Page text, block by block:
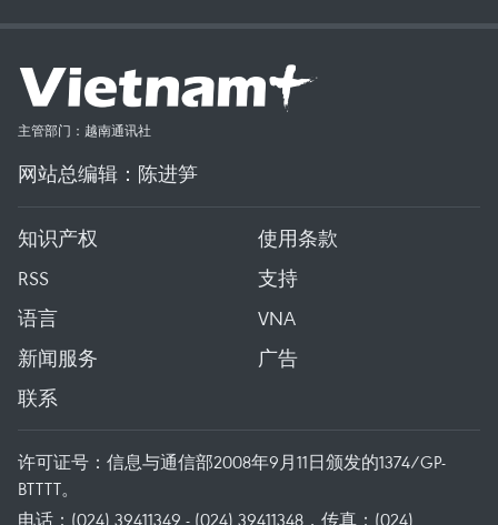
主管部门：越南通讯社
网站总编辑：陈进笋
知识产权
使用条款
RSS
支持
语言
VNA
新闻服务
广告
联系
许可证号：信息与通信部2008年9月11日颁发的1374/GP-
BTTTT。
电话：(024) 39411349 - (024) 39411348，传真：(024)